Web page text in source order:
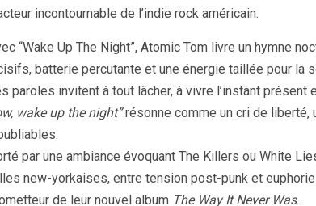
incontournable de l’indie rock américain.
“Wake Up The Night”, Atomic Tom livre un hymne
batterie percutante et une énergie taillée pour la
paroles invitent à tout lâcher, à vivre l’instant présent
wake up the night”résonne comme un cri de liberté,
par une ambiance évoquant The Killers ou White
new-yorkaises, entre tension post-punk et
de leur nouvel album The Way It Never Was.